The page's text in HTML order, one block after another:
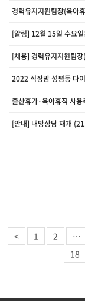
경력유지지원팀장(육아
[알림] 12월 15일 수요
[채용] 경력유지지원팀
2022 직장맘 성평등 다
출산휴가·육아휴직 사
[안내] 내방상담 재개
< 1 2 …
18